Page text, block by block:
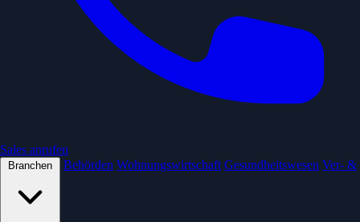
Sales anrufen
Behörden Wohnungswirtschaft Gesundheitswesen Ver- &